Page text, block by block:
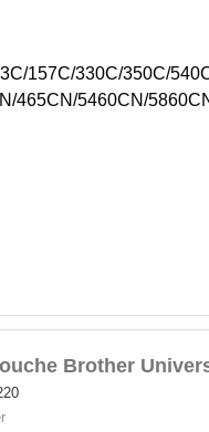
157C/330C/350C/
465CN/5460CN/
Brother